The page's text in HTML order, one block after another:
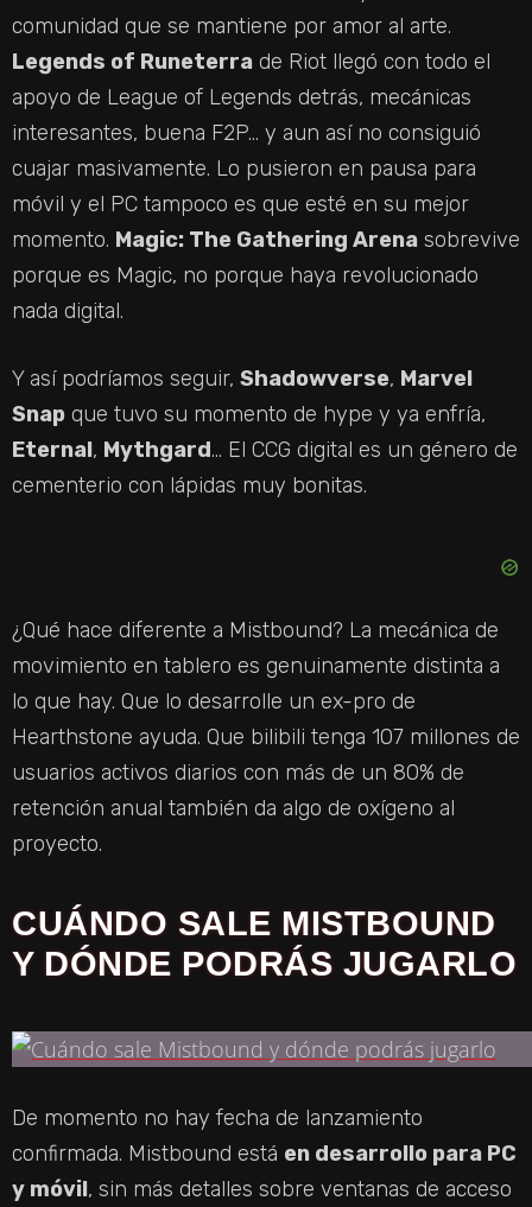
comunidad que se mantiene por amor al arte.
Legends of Runeterra de Riot llegó con todo el
apoyo de League of Legends detrás, mecánicas
interesantes, buena F2P… y aun así no consiguió
cuajar masivamente. Lo pusieron en pausa para
móvil y el PC tampoco es que esté en su mejor
momento. Magic: The Gathering Arena sobrevive
porque es Magic, no porque haya revolucionado
nada digital.
Y así podríamos seguir, Shadowverse, Marvel
Snap que tuvo su momento de hype y ya enfría,
Eternal, Mythgard… El CCG digital es un género de
cementerio con lápidas muy bonitas.
¿Qué hace diferente a Mistbound? La mecánica de
movimiento en tablero es genuinamente distinta a
lo que hay. Que lo desarrolle un ex-pro de
Hearthstone ayuda. Que bilibili tenga 107 millones de
usuarios activos diarios con más de un 80% de
retención anual también da algo de oxígeno al
proyecto.
CUÁNDO SALE MISTBOUND
Y DÓNDE PODRÁS JUGARLO
De momento no hay fecha de lanzamiento
confirmada. Mistbound está en desarrollo para PC
y móvil, sin más detalles sobre ventanas de acceso